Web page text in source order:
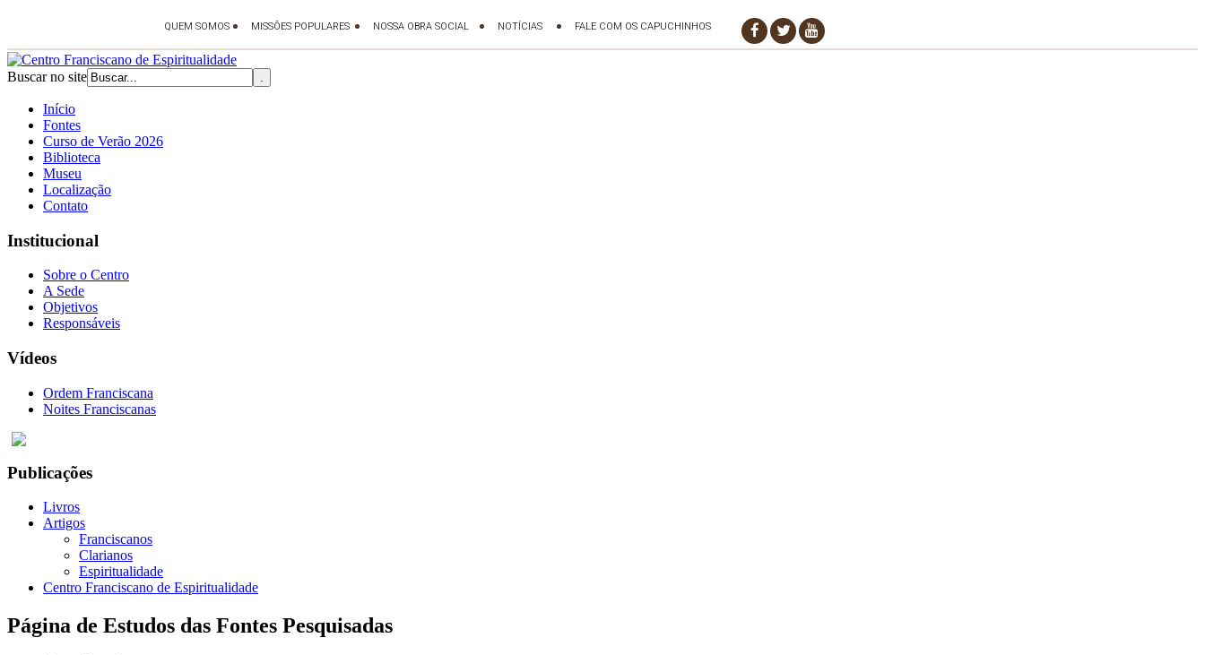
Buscar no site
Início
Fontes
Curso de Verão 2026
Biblioteca
Museu
Localização
Contato
Institucional
Sobre o Centro
A Sede
Objetivos
Responsáveis
Vídeos
Ordem Franciscana
Noites Franciscanas
Publicações
Livros
Artigos
Franciscanos
Clarianos
Espiritualidade
Centro Franciscano de Espiritualidade
Página de Estudos das Fontes Pesquisadas